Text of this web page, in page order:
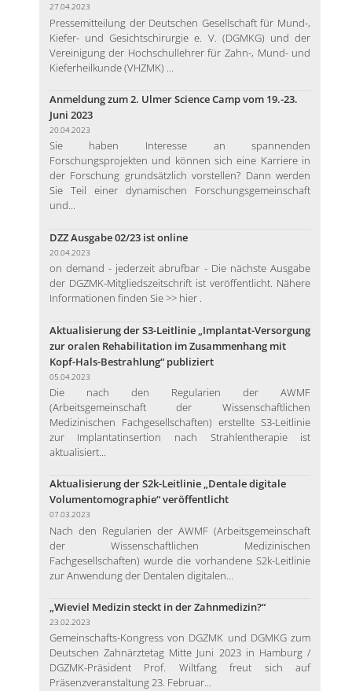
27.04.2023
Pressemitteilung der Deutschen Gesellschaft für Mund-,
Kiefer- und Gesichtschirurgie e. V. (DGMKG) und der
Vereinigung der Hochschullehrer für Zahn-, Mund- und
Kieferheilkunde (VHZMK) ...
Anmeldung zum 2. Ulmer Science Camp vom 19.-23.
Juni 2023
20.04.2023
Sie haben Interesse an spannenden
Forschungsprojekten und können sich eine Karriere in
der Forschung grundsätzlich vorstellen? Dann werden
Sie Teil einer dynamischen Forschungsgemeinschaft
und...
DZZ Ausgabe 02/23 ist online
20.04.2023
on demand - jederzeit abrufbar - Die nächste Ausgabe
der DGZMK-Mitgliedszeitschrift ist veröffentlicht. Nähere
Informationen finden Sie >> hier .
Aktualisierung der S3-Leitlinie „Implantat-Versorgung
zur oralen Rehabilitation im Zusammenhang mit
Kopf-Hals-Bestrahlung“ publiziert
05.04.2023
Die nach den Regularien der AWMF
(Arbeitsgemeinschaft der Wissenschaftlichen
Medizinischen Fachgesellschaften) erstellte S3-Leitlinie
zur Implantatinsertion nach Strahlentherapie ist
aktualisiert...
Aktualisierung der S2k-Leitlinie „Dentale digitale
Volumentomographie“ veröffentlicht
07.03.2023
Nach den Regularien der AWMF (Arbeitsgemeinschaft
der Wissenschaftlichen Medizinischen
Fachgesellschaften) wurde die vorhandene S2k-Leitlinie
zur Anwendung der Dentalen digitalen...
„Wieviel Medizin steckt in der Zahnmedizin?“
23.02.2023
Gemeinschafts-Kongress von DGZMK und DGMKG zum
Deutschen Zahnärztetag Mitte Juni 2023 in Hamburg /
DGZMK-Präsident Prof. Wiltfang freut sich auf
Präsenzveranstaltung 23. Februar...